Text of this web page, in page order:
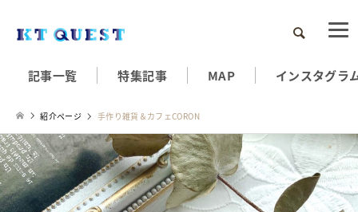
検索
記事一覧 特集記事 MAP インスタグラ
紹介ページ 手作り雑貨＆カフェCORON